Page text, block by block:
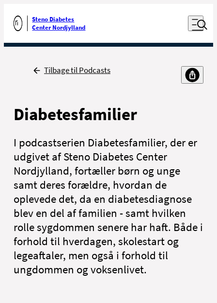
Gå til forsiden
Steno Diabetes
Center Nordjylland
Åben
Udfør søgning
Tilbage
Tilbage til Podcasts
Diabetesfamilier
I podcastserien Diabetesfamilier, der er
udgivet af Steno Diabetes Center
Nordjylland, fortæller børn og unge
samt deres forældre, hvordan de
oplevede det, da en diabetesdiagnose
blev en del af familien - samt hvilken
rolle sygdommen senere har haft. Både i
forhold til hverdagen, skolestart og
legeaftaler, men også i forhold til
ungdommen og voksenlivet.